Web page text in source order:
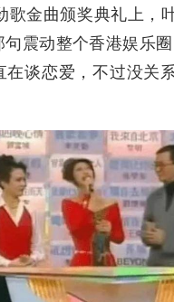
歌金曲颁奖典礼上，
震动整个香港娱乐
在谈恋爱，不过没关